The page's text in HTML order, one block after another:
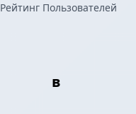
в
Рейтинг Пользователей